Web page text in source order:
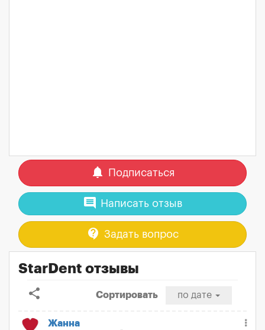
notifications Подписаться
comment Написать отзыв
contact_support Задать вопрос
StarDent отзывы
share
Сортировать по дате
Жанна